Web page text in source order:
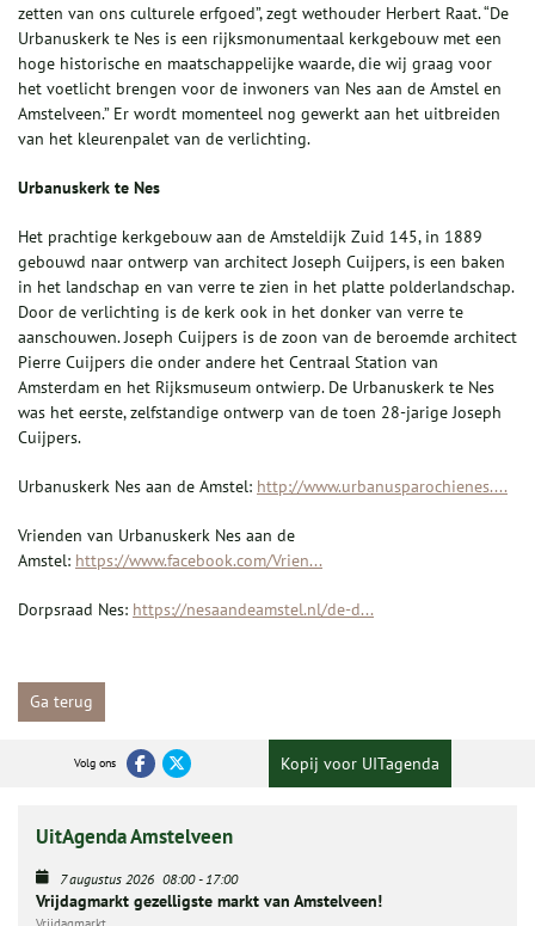
zetten van ons culturele erfgoed”, zegt wethouder Herbert Raat. “De
Urbanuskerk te Nes is een rijksmonumentaal kerkgebouw met een
hoge historische en maatschappelijke waarde, die wij graag voor
het voetlicht brengen voor de inwoners van Nes aan de Amstel en
Amstelveen.” Er wordt momenteel nog gewerkt aan het uitbreiden
van het kleurenpalet van de verlichting.
Urbanuskerk te Nes
Het prachtige kerkgebouw aan de Amsteldijk Zuid 145, in 1889
gebouwd naar ontwerp van architect Joseph Cuijpers, is een baken
in het landschap en van verre te zien in het platte polderlandschap.
Door de verlichting is de kerk ook in het donker van verre te
aanschouwen. Joseph Cuijpers is de zoon van de beroemde architect
Pierre Cuijpers die onder andere het Centraal Station van
Amsterdam en het Rijksmuseum ontwierp. De Urbanuskerk te Nes
was het eerste, zelfstandige ontwerp van de toen 28-jarige Joseph
Cuijpers.
Urbanuskerk Nes aan de Amstel: http://www.urbanusparochienes....
Vrienden van Urbanuskerk Nes aan de
Amstel: https://www.facebook.com/Vrien...
Dorpsraad Nes: https://nesaandeamstel.nl/de-d...
Ga terug
Volg ons Kopij voor UITagenda
UitAgenda Amstelveen
7 augustus 2026 08:00- 17:00
Vrijdagmarkt gezelligste markt van Amstelveen!